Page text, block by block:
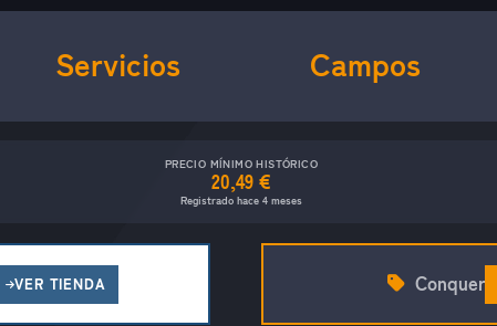
Servicios Campos
PRECIO MÍNIMO HISTÓRICO
20,49 €
Registrado hace 4 meses
VER TIENDA Conquer